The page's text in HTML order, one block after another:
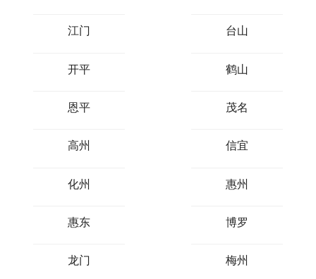
江门 台山
开平 鹤山
恩平 茂名
高州 信宜
化州 惠州
惠东 博罗
龙门 梅州